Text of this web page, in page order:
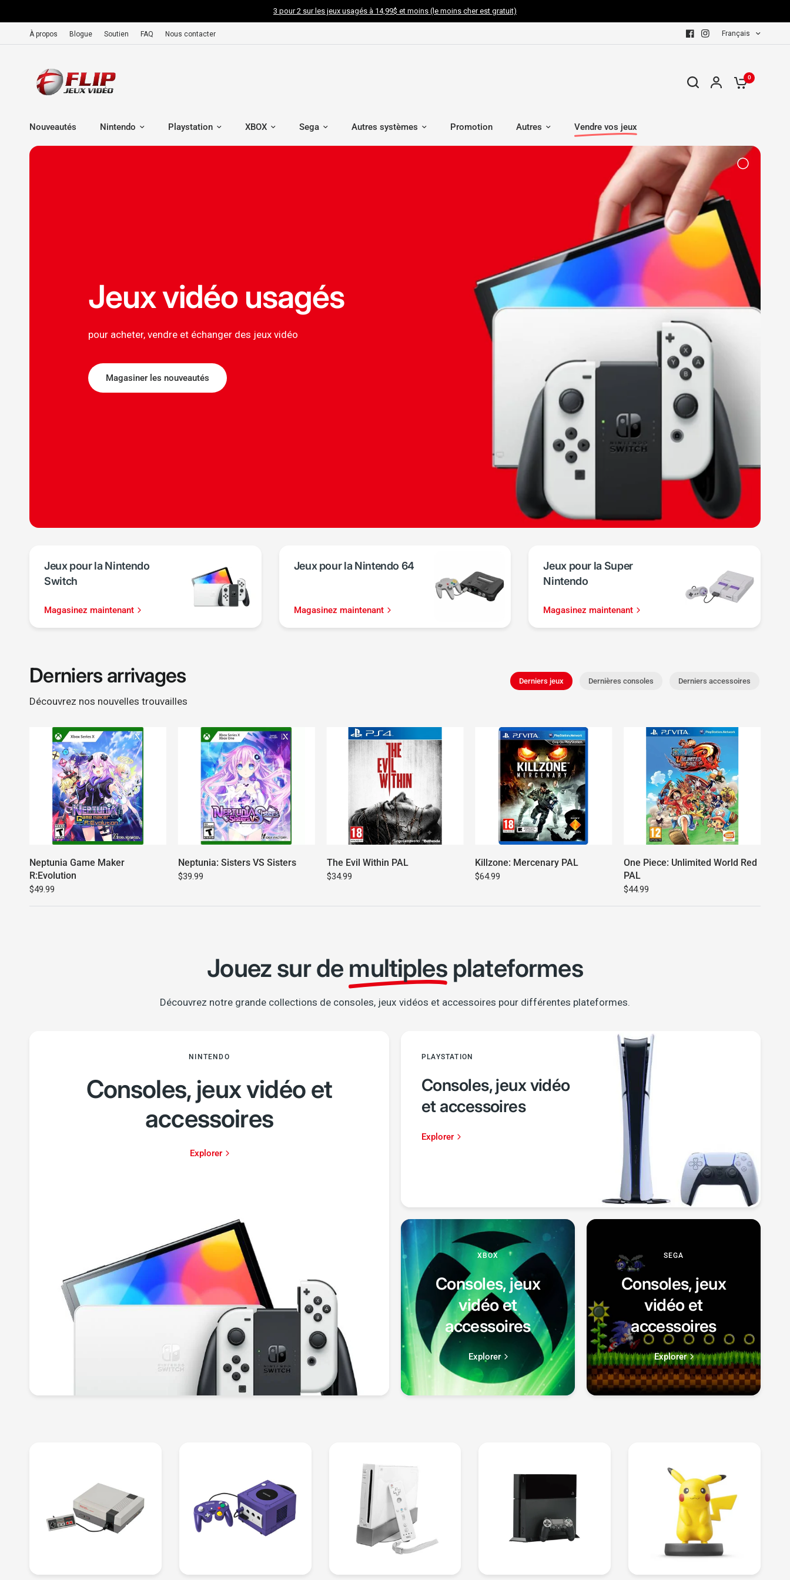
3 pour 2 sur les jeux usagés à 14,99$ et moins (le moins cher est gratuit)
À propos Blogue Soutien FAQ Nous contacter Français
0
Nouveautés Nintendo Playstation XBOX Sega Autres systèmes Promotion Autres Vendre vos jeux
Jeux vidéo usagés
pour acheter, vendre et échanger des jeux vidéo
Magasiner les nouveautés
Jeux pour la Nintendo
Switch
Magasinez maintenant
Jeux pour la Nintendo 64
Magasinez maintenant
Jeux pour la Super
Nintendo
Magasinez maintenant
Derniers arrivages
Découvrez nos nouvelles trouvailles
Derniers jeux Dernières consoles Derniers accessoires
Neptunia Game Maker
R:Evolution
$49.99
Neptunia: Sisters VS Sisters
$39.99
The Evil Within PAL
$34.99
Killzone: Mercenary PAL
$64.99
One Piece: Unlimited World Red
PAL
$44.99
Jouez sur de multiplesplateformes
Découvrez notre grande collections de consoles, jeux vidéos et accessoires pour différentes plateformes.
NINTENDO
Consoles, jeux vidéo et
accessoires
Explorer
PLAYSTATION
Consoles, jeux vidéo
et accessoires
Explorer
XBOX
Consoles, jeux
vidéo et
accessoires
Explorer
SEGA
Consoles, jeux
vidéo et
accessoires
Explorer